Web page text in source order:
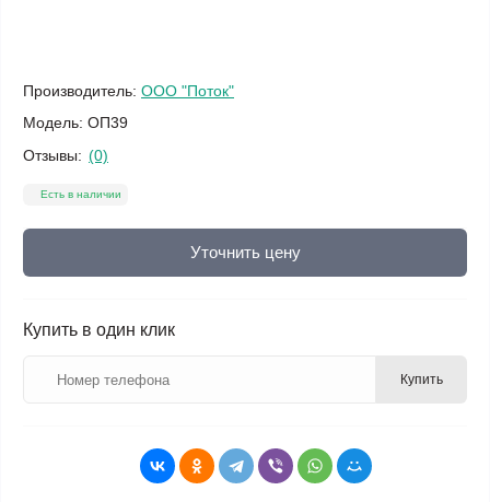
Производитель: ООО "Поток"
Модель: ОП39
Отзывы: (0)
Есть в наличии
Уточнить цену
Купить в один клик
Купить